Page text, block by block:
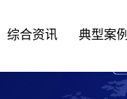
综合资讯 典型案例